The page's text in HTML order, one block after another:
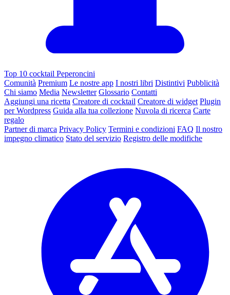
Top 10 cocktail Peperoncini
Comunità Premium Le nostre app I nostri libri Distintivi Pubblicità
Chi siamo Media Newsletter Glossario Contatti
Aggiungi una ricetta Creatore di cocktail Creatore di widget Plugin
per Wordpress Guida alla tua collezione Nuvola di ricerca Carte
regalo
Partner di marca Privacy Policy Termini e condizioni FAQ Il nostro
impegno climatico Stato del servizio Registro delle modifiche